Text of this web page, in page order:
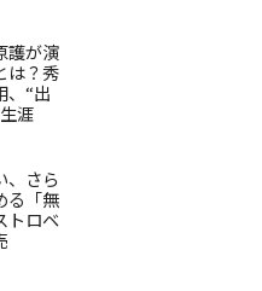
護が演
は？秀
、“出
涯
、さら
る「無
トロベ